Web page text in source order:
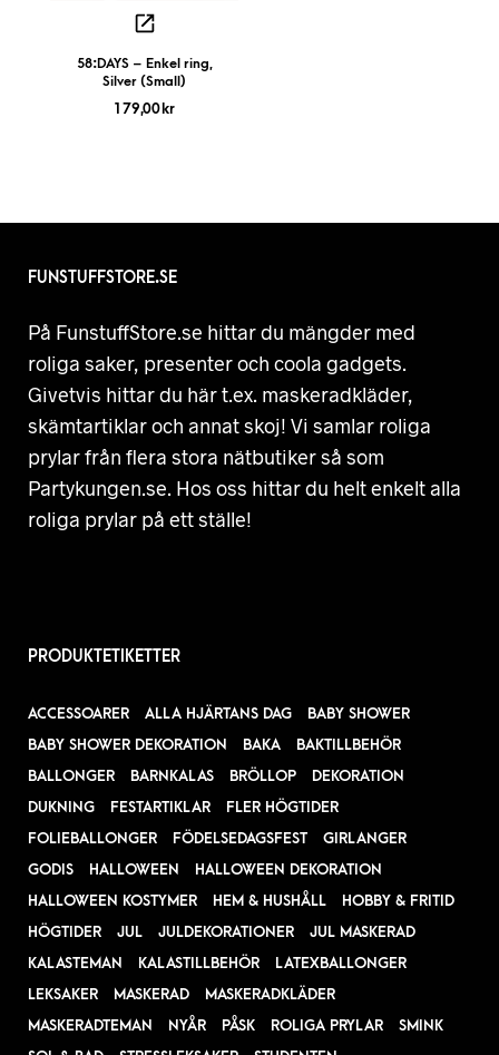
58:DAYS – Enkel ring,
Silver (Small)
179,00 kr
FUNSTUFFSTORE.SE
På FunstuffStore.se hittar du mängder med
roliga saker, presenter och coola gadgets.
Givetvis hittar du här t.ex. maskeradkläder,
skämtartiklar och annat skoj! Vi samlar roliga
prylar från flera stora nätbutiker så som
Partykungen.se. Hos oss hittar du helt enkelt alla
roliga prylar på ett ställe!
PRODUKTETIKETTER
ACCESSOARER ALLA HJÄRTANS DAG
BABY SHOWER
BABY SHOWER DEKORATION
BAKA
BAKTILLBEHÖR
BALLONGER
BARNKALAS BRÖLLOP
DEKORATION
DUKNING
FESTARTIKLAR
FLER HÖGTIDER
FOLIEBALLONGER
FÖDELSEDAGSFEST
GIRLANGER
GODIS
HALLOWEEN
HALLOWEEN DEKORATION
HALLOWEEN KOSTYMER
HEM & HUSHÅLL
HOBBY & FRITID
HÖGTIDER
JUL JULDEKORATIONER
JUL MASKERAD
KALASTEMAN
KALASTILLBEHÖR
LATEXBALLONGER
LEKSAKER
MASKERAD
MASKERADKLÄDER
MASKERADTEMAN
NYÅR PÅSK ROLIGA PRYLAR
SMINK